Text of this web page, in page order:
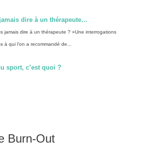
dire à un thérapeute…
jamais dire à un thérapeute ? »Une interrogations
à qui l’on a recommandé de...
sport, c’est quoi ?
Burn-Out